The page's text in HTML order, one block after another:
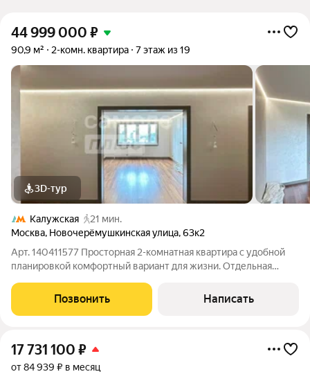
44 999 000 ₽
90,9 м² 2-комн. квартира 7 этаж из 19
3D-тур
Калужская
21 мин.
Москва, Новочерёмушкинская улица,63к2
Арт. 140411577 Просторная 2-комнатная квартира с удобной
планировкой комфортный вариант для жизни. Отдельная
просторный холл всё продумано для удобства и уюта.
Основные работы уже выполнены,
Позвонить Написать
17 731 100 ₽
от 84 939 ₽ в месяц